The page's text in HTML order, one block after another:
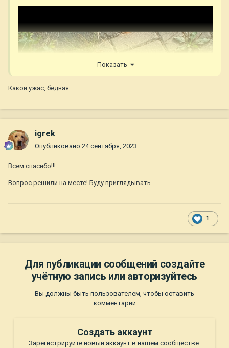
Показать
Какой ужас, бедная
igrek
Опубликовано 24 сентября, 2023
Всем спасибо!!!
Вопрос решили на месте! Буду приглядывать
1
Для публикации сообщений создайте
учётную запись или авторизуйтесь
Вы должны быть пользователем, чтобы оставить
комментарий
Создать аккаунт
Зарегистрируйте новый аккаунт в нашем сообществе.